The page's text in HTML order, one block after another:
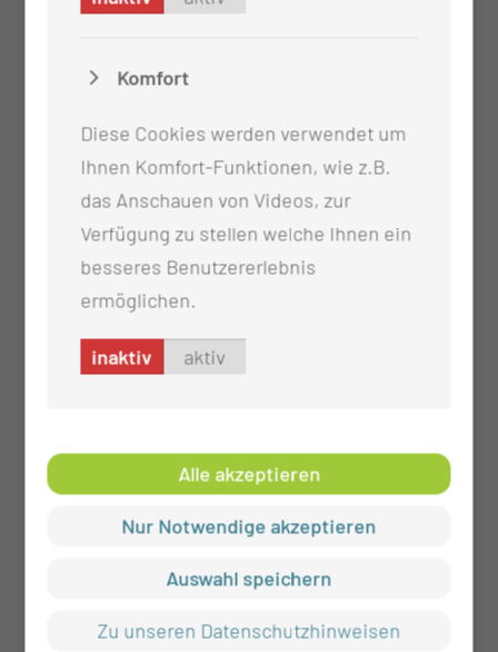
gegeben wird und sie für diesen Patienten
Ansprechpartnerin oder ein fester
Die Unterweisungen durch eine Kinästhetik
Trainerin erfolgt regelmäßig (Kinästhetik ist
die Lehre von der Bewegungsempfindung und
ein Konzept der menschlichen Bewegung)
Es arbeiten auf unserer Station Pflegende die
Weiterbildungsmodule des onkologischen
Zentrums belegt haben
Die Schüler werden durch extra ausgebildete
Komfort
Diese Cookies werden verwendet um
Ihnen Komfort-Funktionen, wie z.B.
das Anschauen von Videos, zur
Verfügung zu stellen welche Ihnen ein
besseres Benutzererlebnis
ermöglichen.
inaktiv aktiv
Alle akzeptieren
Nur Notwendige akzeptieren
Auswahl speichern
Zu unseren Datenschutzhinweisen